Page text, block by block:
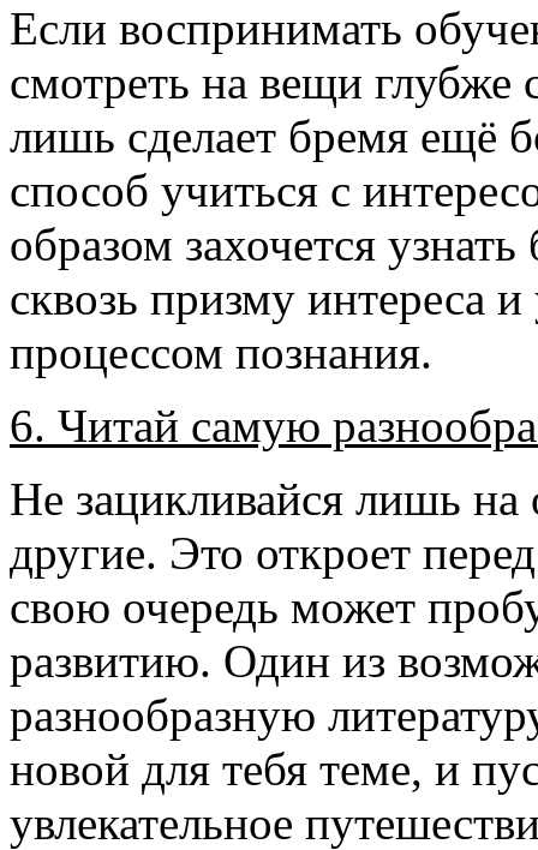
Если воспринимать
смотреть на вещи глубже
лишь сделает бремя ещё
способ учиться с
образом захочется
сквозь призму интереса
процессом познания.
6. Читай самую
Не зацикливайся лишь
другие. Это откроет
свою очередь может
развитию. Один из
разнообразную
новой для тебя теме, и
увлекательное